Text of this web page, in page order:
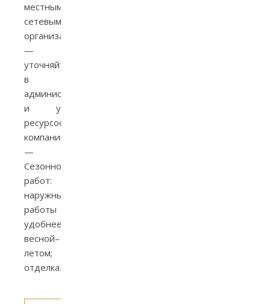
местными
сетевыми
организациями
—
уточняйте
в
администрации
и у
ресурсоснабжающих
компаний.
—
Сезонность
работ:
наружные
работы
удобнее
весной–
летом;
отделка…